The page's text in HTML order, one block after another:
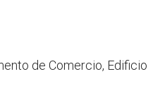
de Comercio, Edificio